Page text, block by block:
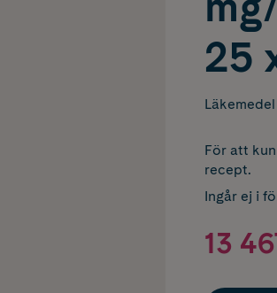
25
Läkemedel
För att
recept.
Ingår ej i
13